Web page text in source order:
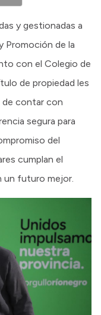
y gestionadas a
Promoción de la
con el Colegio de
de propiedad les
de contar con
segura para
del
cumplan el
un futuro mejor.